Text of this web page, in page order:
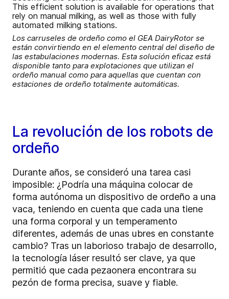
Los carruseles de ordeño como el GEA DairyRotor se
están convirtiendo en el elemento central del diseño de
las estabulaciones modernas. Esta solución eficaz está
disponible tanto para explotaciones que utilizan el
ordeño manual como para aquellas que cuentan con
estaciones de ordeño totalmente automáticas.
La revolución de los robots de
ordeño
Durante años, se consideró una tarea casi
imposible: ¿Podría una máquina colocar de
forma autónoma un dispositivo de ordeño a una
vaca, teniendo en cuenta que cada una tiene
una forma corporal y un temperamento
diferentes, además de unas ubres en constante
cambio? Tras un laborioso trabajo de desarrollo,
la tecnología láser resultó ser clave, ya que
permitió que cada pezaonera encontrara su
pezón de forma precisa, suave y fiable.